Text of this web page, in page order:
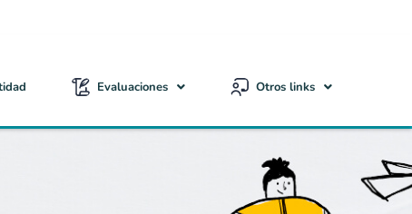
Evaluaciones Otros links